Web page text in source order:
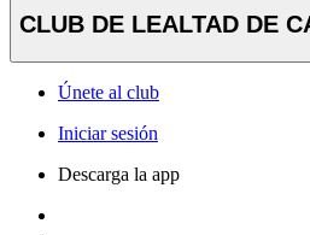
CLUB DE LEALTAD DE
Únete al club
Iniciar sesión
Descarga la app